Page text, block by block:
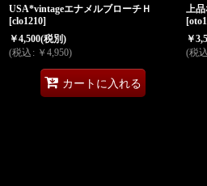
USA*vintageエナメルブローチＨ
[clo1210]
￥4,500(税別)
(税込 : ￥ 4,950)
カートに入れる
上
[
￥
(税込